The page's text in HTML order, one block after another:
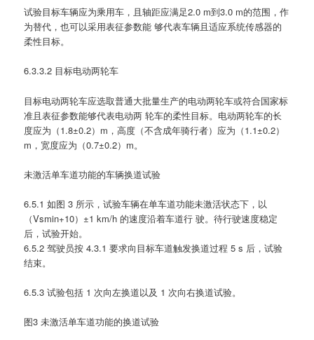
试验目标车辆应为乘用车，且轴距应满足2.0 m到3.0 m的范围，作
为替代，也可以采用表征参数能 够代表车辆且适应系统传感器的
柔性目标。
6.3.3.2 目标电动两轮车
目标电动两轮车应选取普通大批量生产的电动两轮车或符合国家标
准且表征参数能够代表电动两 轮车的柔性目标。电动两轮车的长
度应为（1.8±0.2）m，高度（不含成年骑行者）应为（1.1±0.2）
m，宽度应为（0.7±0.2）m。
未激活单车道功能的车辆换道试验
6.5.1 如图 3 所示，试验车辆在单车道功能未激活状态下，以
（Vsmin+10）±1 km/h 的速度沿着车道行 驶。待行驶速度稳定
后，试验开始。
6.5.2 驾驶员按 4.3.1 要求向目标车道触发换道过程 5 s 后，试验
结束。
6.5.3 试验包括 1 次向左换道以及 1 次向右换道试验。
图3 未激活单车道功能的换道试验